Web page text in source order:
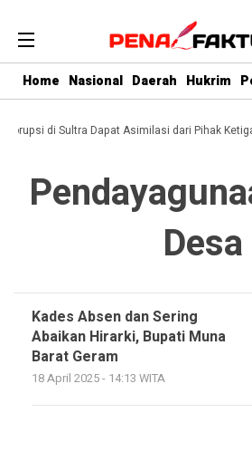
Home Nasional Daerah Hukrim
Korupsi di Sultra Dapat Asimilasi dari Pihak
Desa
Kades Absen dan Sering
Abaikan Hirarki, Bupati Muna
Barat Geram
18 April 2025 - 14:13 WITA